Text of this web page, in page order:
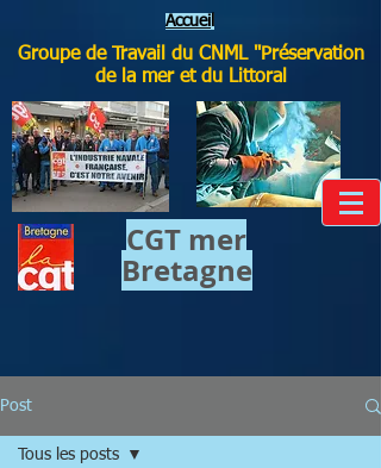
Accuei
Groupe de Travail du CNML "Préservation
de la mer et du Littoral
CGT mer​
Bretagne
Post
Tous les posts